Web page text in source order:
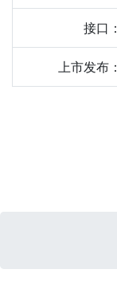
接口：
上市发布：